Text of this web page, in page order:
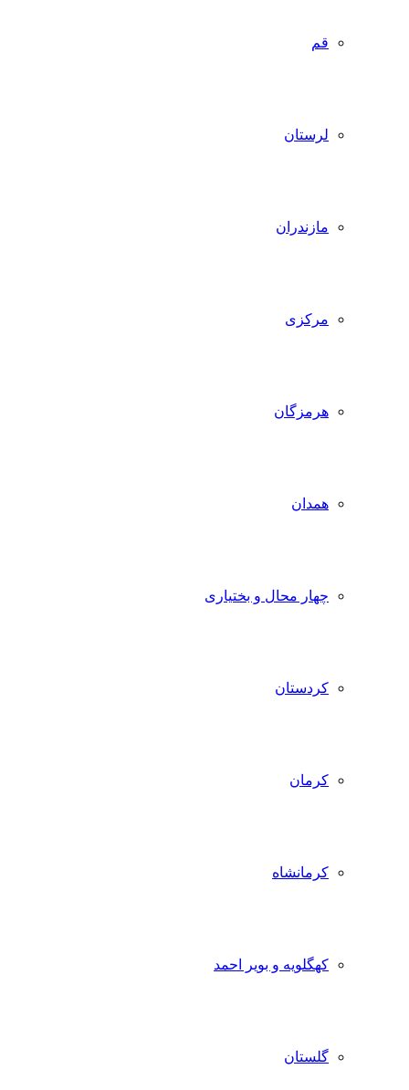
قم
لرستان
مازندران
مرکزی
هرمزگان
همدان
چهار محال و بختیاری
کردستان
کرمان
کرمانشاه
کهگلویه و بویر احمد
گلستان